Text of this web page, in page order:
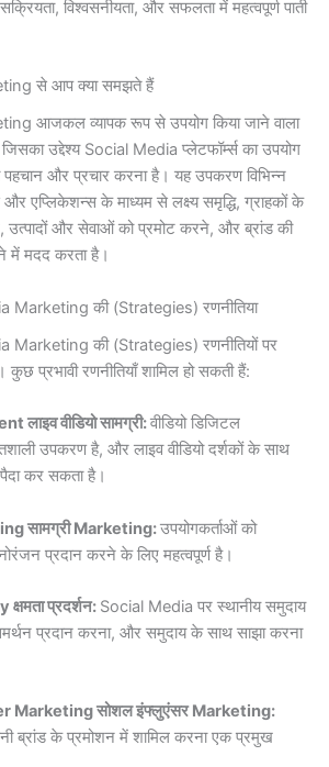
विश्वसनीयता, और सफलता में महत्वपूर्ण पाती
से आप क्या समझते हैं
आजकल व्यापक रूप से उपयोग किया जाने वाला
उद्देश्य Social Media प्लेटफॉर्म्स का उपयोग
पहचान और प्रचार करना है। यह उपकरण विभिन्न
एप्लिकेशन्स के माध्यम से लक्ष्य समृद्धि, ग्राहकों के
उत्पादों और सेवाओं को प्रमोट करने, और ब्रांड की
में मदद करता है।
Marketing की (Strategies) रणनीतिया
Marketing की (Strategies) रणनीतियों पर
प्रभावी रणनीतियाँ शामिल हो सकती हैं:
वीडियो सामग्री:वीडियो डिजिटल
उपकरण है, और लाइव वीडियो दर्शकों के साथ
कर सकता है।
सामग्री Marketing:उपयोगकर्ताओं को
प्रदान करने के लिए महत्वपूर्ण है।
प्रदर्शन: Social Media पर स्थानीय समुदाय
प्रदान करना, और समुदाय के साथ साझा करना
Marketing सोशल इंफ्लुएंसर Marketing:
ब्रांड के प्रमोशन में शामिल करना एक प्रमुख